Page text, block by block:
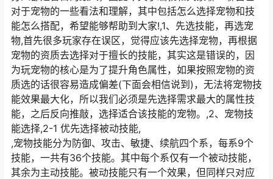
对于宠物的一些看法和理解，其中包括怎么选择宠物和技
能怎么搭配，希望能够帮助到大家!,1、先选技能，再选宠
物,首先很多玩家存在误区，觉得应该先选择宠物，再根据
宠物的资质去选择对于擅长的技能，其实这是错误的，因
为玩宠物的核心是为了提升角色属性，如果按照宠物的资
质选的话很容易造成偏差(下面会相信说到)，无法将宠物技
能效果最大化，所以我们必须是先选择需求最大的属性技
能，之后反向推敲，选择适合该技能的宠物。,2、宠物技
能选择,2-1 优先选择被动技能,
,宠物技能分为防御、攻击、敏捷、续航四个系，每系9个
技能，一共有36个技能。其中每个系仅有一个被动技能，
其余为主动技能。被动技能只有一个效果，但同样只对应